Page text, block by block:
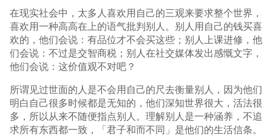
在现实社会中，太多人喜欢用自己的三观来要求整个世界，
喜欢用一种高高在上的语气批判别人。别人用自己的钱买喜
欢的，他们会说：有品位才不会买这些；别人上课进修，他
们会说：不过是交智商税；别人在社交媒体发出感慨文字，
他们会说：这价值观不对吧？
所谓见过世面的人是不会用自己的尺去衡量别人，因为他们
明白自己很多时候都是无知的，他们深知世界很大，活法很
多，所以从来不随便指点别人。理解别人是一种涵养，不追
求所有东西都一致，「君子和而不同」是他们的生活信条。